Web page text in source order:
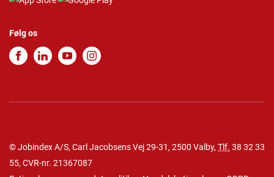
Følg os
© Jobindex A/S, Carl Jacobsens Vej 29-31, 2500 Valby, Tlf. 38 32 33
55, CVR-nr. 21367087